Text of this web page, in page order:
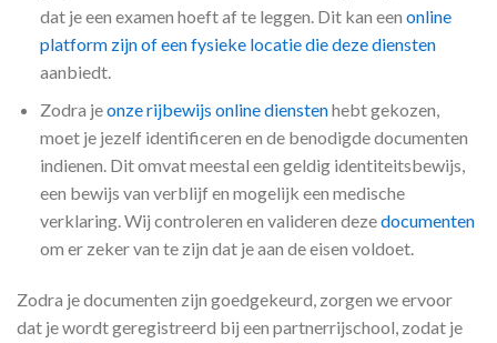
dat je een examen hoeft af te leggen. Dit kan een online
platform zijn of een fysieke locatie die deze diensten
aanbiedt.
Zodra jeonze rijbewijs online dienstenhebt gekozen,
moet je jezelf identificeren en de benodigde documenten
indienen. Dit omvat meestal een geldig identiteitsbewijs,
een bewijs van verblijf en mogelijk een medische
verklaring. Wij controleren en valideren dezedocumenten
om er zeker van te zijn dat je aan de eisen voldoet.
Zodra je documenten zijn goedgekeurd, zorgen we ervoor
dat je wordt geregistreerd bij een partnerrijschool, zodat je